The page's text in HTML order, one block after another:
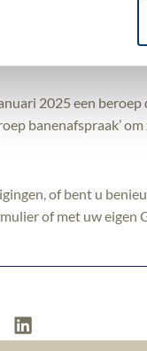
komen
herplaatsen in de
2025 een
banenafspraak’
of bent u
of met uw eigen